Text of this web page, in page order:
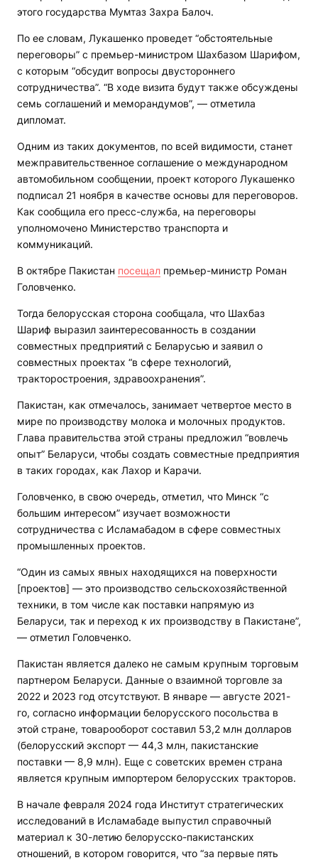
этого государства Мумтаз Захра Балоч.
По ее словам, Лукашенко проведет “обстоятельные
переговоры” с премьер-министром Шахбазом Шарифом,
с которым “обсудит вопросы двустороннего
сотрудничества”. “В ходе визита будут также обсуждены
семь соглашений и меморандумов”, — отметила
дипломат.
Одним из таких документов, по всей видимости, станет
межправительственное соглашение о международном
автомобильном сообщении, проект которого Лукашенко
подписал 21 ноября в качестве основы для переговоров.
Как сообщила его пресс-служба, на переговоры
уполномочено Министерство транспорта и
коммуникаций.
В октябре Пакистан посещал премьер-министр Роман
Головченко.
Тогда белорусская сторона сообщала, что Шахбаз
Шариф выразил заинтересованность в создании
совместных предприятий с Беларусью и заявил о
совместных проектах “в сфере технологий,
тракторостроения, здравоохранения”.
Пакистан, как отмечалось, занимает четвертое место в
мире по производству молока и молочных продуктов.
Глава правительства этой страны предложил “вовлечь
опыт” Беларуси, чтобы создать совместные предприятия
в таких городах, как Лахор и Карачи.
Головченко, в свою очередь, отметил, что Минск “с
большим интересом” изучает возможности
сотрудничества с Исламабадом в сфере совместных
промышленных проектов.
“Один из самых явных находящихся на поверхности
[проектов] — это производство сельскохозяйственной
техники, в том числе как поставки напрямую из
Беларуси, так и переход к их производству в Пакистане”,
— отметил Головченко.
Пакистан является далеко не самым крупным торговым
партнером Беларуси. Данные о взаимной торговле за
2022 и 2023 год отсутствуют. В январе — августе 2021-
го, согласно информации белорусского посольства в
этой стране, товарооборот составил 53,2 млн долларов
(белорусский экспорт — 44,3 млн, пакистанские
поставки — 8,9 млн). Еще с советских времен страна
является крупным импортером белорусских тракторов.
В начале февраля 2024 года Институт стратегических
исследований в Исламабаде выпустил справочный
материал к 30-летию белорусско-пакистанских
отношений, в котором говорится, что “за первые пять